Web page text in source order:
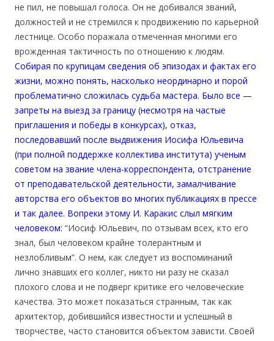
не пил, не повышал голоса. Он не добивался званий,
должностей и не стремился к продвижению по карьерной
лестнице. Особо поражала отмеченная многими его
врожденная тактичность по отношению к людям.
Собирая по крупицам сведения об эпизодах и фактах его
жизни, можно понять, насколько неординарно и порой
проблематично сложилась судьба мастера. Было все —
запреты на выезд за границу (несмотря на частые
приглашения и победы в конкурсах), отказ,
последовавший после выдвижения Иосифа Юльевича
(при полной поддержке коллектива института) ученым
советом на звание члена-корреспондента, отстранение
от преподавательской деятельности, замалчивание
авторства его объектов во многих публикациях в прессе
и так далее. Вопреки этому И. Каракис слыл мягким
человеком: “Иосиф Юльевич, по отзывам всех, кто его
знал, был человеком крайне толерантным и
незлобливым”. О нем, как следует из воспоминаний
лично знавших его коллег, никто ни разу не сказал
плохого слова и не подверг критике его человеческие
качества. Это может показаться странным, так как
архитектор, добившийся известности и успешный в
творчестве, часто становится объектом зависти. Своей